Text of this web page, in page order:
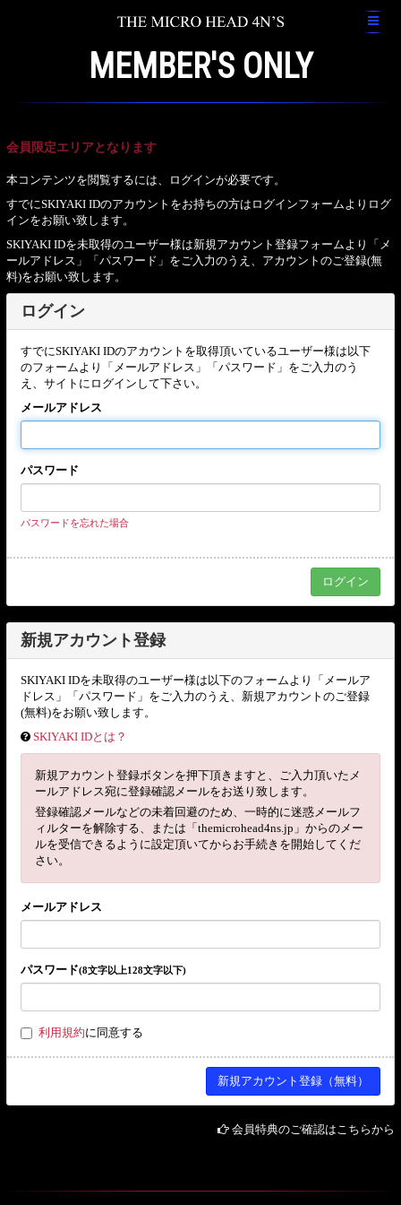
MEMBER'S ONLY
会員限定エリアとなります
本コンテンツを閲覧するには、ログインが必要です。
すでにSKIYAKI IDのアカウントをお持ちの方はログインフォームよりログ
インをお願い致します。
SKIYAKI IDを未取得のユーザー様は新規アカウント登録フォームより「メ
ールアドレス」「パスワード」をご入力のうえ、アカウントのご登録(無
料)をお願い致します。
ログイン
すでにSKIYAKI IDのアカウントを取得頂いているユーザー様は以下
のフォームより「メールアドレス」「パスワード」をご入力のう
え、サイトにログインして下さい。
メールアドレス
パスワード
パスワードを忘れた場合
新規アカウント登録
SKIYAKI IDを未取得のユーザー様は以下のフォームより「メールア
ドレス」「パスワード」をご入力のうえ、新規アカウントのご登録
(無料)をお願い致します。
SKIYAKI IDとは？
新規アカウント登録ボタンを押下頂きますと、ご入力頂いたメ
ールアドレス宛に登録確認メールをお送り致します。
登録確認メールなどの未着回避のため、一時的に迷惑メールフ
ィルターを解除する、または「themicrohead4ns.jp」からのメー
ルを受信できるように設定頂いてからお手続きを開始してくだ
さい。
メールアドレス
パスワード(8文字以上128文字以下)
利用規約に同意する
会員特典のご確認はこちらから